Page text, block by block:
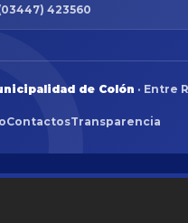
423560
de Colón · Entre
ContactosTransparencia